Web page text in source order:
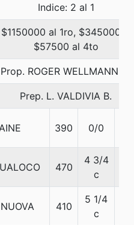
Indice: 2 al 1
$1150000 al 1ro, $345000
$57500 al 4to
Prop. ROGER WELLMANN H.
Prep. L. VALDIVIA B.
390 0/0
470
4 3/4
c
410
5 1/4
c